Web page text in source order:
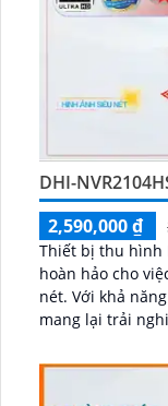
DHI-
2,590,000 ₫
Thiết bị thu hình
hoàn hảo cho
nét. Với khả năng xem được vào ban đêm, thiết bị này
mang lại trải